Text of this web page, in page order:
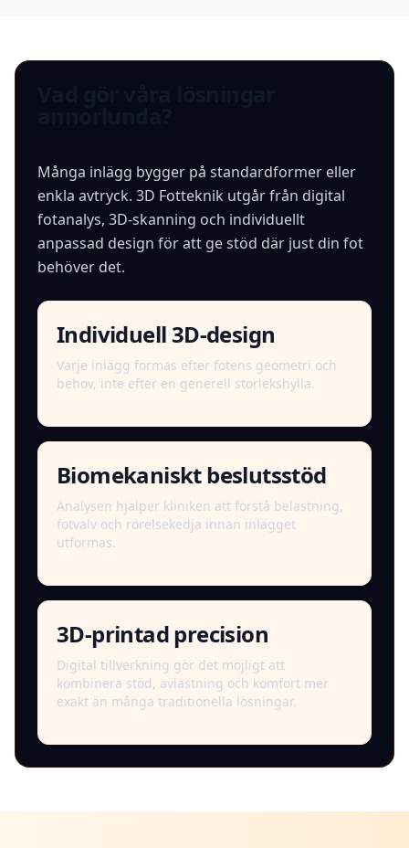
Många inlägg bygger på standardformer eller
enkla avtryck. 3D Fotteknik utgår från digital
fotanalys, 3D-skanning och individuellt
anpassad design för att ge stöd där just din fot
behöver det.
Individuell 3D-design
Varje inlägg formas efter fotens geometri och
behov, inte efter en generell storlekshylla.
Biomekaniskt beslutsstöd
Analysen hjälper kliniken att förstå belastning,
fotvalv och rörelsekedja innan inlägget
utformas.
3D-printad precision
Digital tillverkning gör det möjligt att
kombinera stöd, avlastning och komfort mer
exakt än många traditionella lösningar.